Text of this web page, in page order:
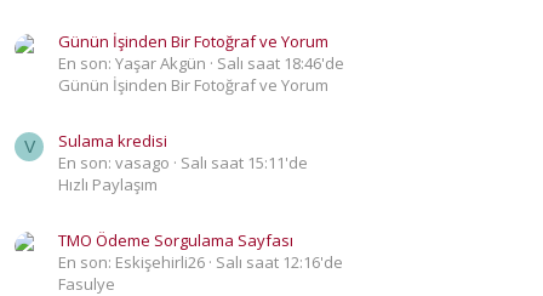
Günün İşinden Bir Fotoğraf ve Yorum
En son: Yaşar Akgün
Salı saat 18:46'de
Günün İşinden Bir Fotoğraf ve Yorum
V
Sulama kredisi
En son: vasago
Salı saat 15:11'de
Hızlı Paylaşım
TMO Ödeme Sorgulama Sayfası
En son: Eskişehirli26 Salı saat 12:16'de
Fasulye